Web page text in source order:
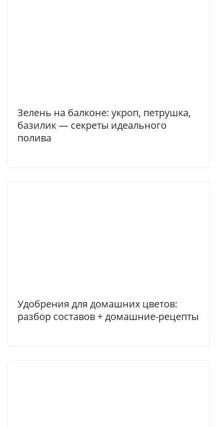
Зелень на балконе: укроп, петрушка,
базилик — секреты идеального
полива
Удобрения для домашних цветов:
разбор составов + домашние-рецепты